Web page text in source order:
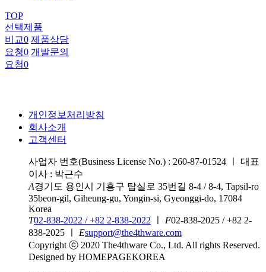
TOP
선택제품
비교0 제품상담
요청0 개발문의
요청0
개인정보처리방침
회사소개
고객센터
사업자 번호(Business License No.) : 260-87-01524
대표
이사 : 박근수
A경기도 용인시 기흥구 탑실로 35번길 8-4 / 8-4, Tapsil-ro
35beon-gil, Giheung-gu, Yongin-si, Gyeonggi-do, 17084
Korea
T02-838-2022 / +82 2-838-2022 F02-838-2025 / +82 2-
838-2025
Esupport@the4thware.com
Copyright ⓒ 2020 The4thware Co., Ltd. All rights Reserved.
Designed by HOMEPAGEKOREA